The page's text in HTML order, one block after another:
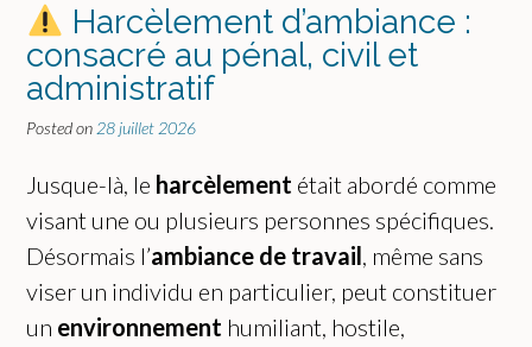
Harcèlement d’ambiance :
consacré au pénal, civil et
administratif
Posted on 28 juillet 2026
Jusque-là, le harcèlement était abordé comme
visant une ou plusieurs personnes spécifiques.
Désormais l’ambiance de travail, même sans
viser un individu en particulier, peut constituer
un environnement humiliant, hostile,